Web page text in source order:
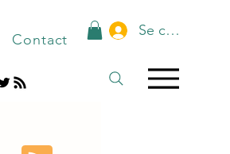
Contact
Se connecter